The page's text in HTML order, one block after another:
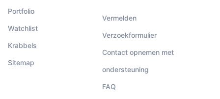
Portfolio
Watchlist
Krabbels
Sitemap
Vermelden
Verzoekformulier
Contact opnemen met
ondersteuning
FAQ